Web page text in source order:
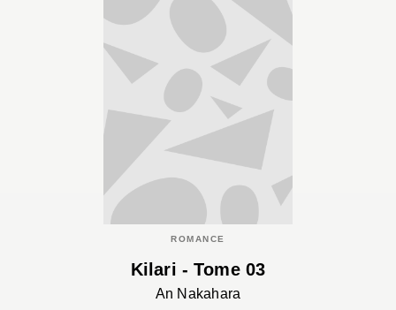
ROMANCE
Kilari - Tome 03
An Nakahara